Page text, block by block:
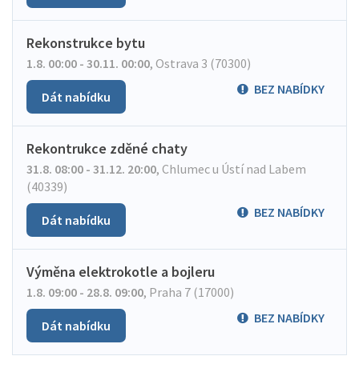
Rekonstrukce bytu
1.8. 00:00 - 30.11. 00:00, Ostrava 3 (70300)
BEZ NABÍDKY
Dát nabídku
Rekontrukce zděné chaty
31.8. 08:00 - 31.12. 20:00, Chlumec u Ústí nad Labem
(40339)
BEZ NABÍDKY
Dát nabídku
Výměna elektrokotle a bojleru
1.8. 09:00 - 28.8. 09:00, Praha 7 (17000)
BEZ NABÍDKY
Dát nabídku